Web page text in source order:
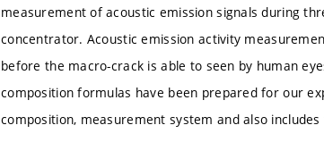
measurement of acoustic emission signals during
concentrator. Acoustic emission activity
before the macro-crack is able to seen by human
composition formulas have been prepared for our
composition, measurement system and also